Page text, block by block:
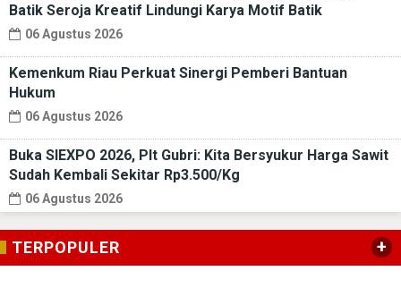
Batik Seroja Kreatif Lindungi Karya Motif Batik
06 Agustus 2026
Kemenkum Riau Perkuat Sinergi Pemberi Bantuan
Hukum
06 Agustus 2026
Buka SIEXPO 2026, Plt Gubri: Kita Bersyukur Harga Sawit
Sudah Kembali Sekitar Rp3.500/Kg
06 Agustus 2026
TERPOPULER +